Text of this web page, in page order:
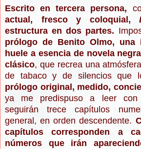
Escrito en tercera persona,
actual, fresco y coloquial,
estructura en dos partes.
prólogo de Benito Olmo, una
huele a esencia de novela
clásico, que recrea una
de tabaco y de silencios que
prólogo original, medido,
ya me predispuso a leer
seguirántrece capítulos
general, en orden descendente.
capítulos corresponden a
números que irán